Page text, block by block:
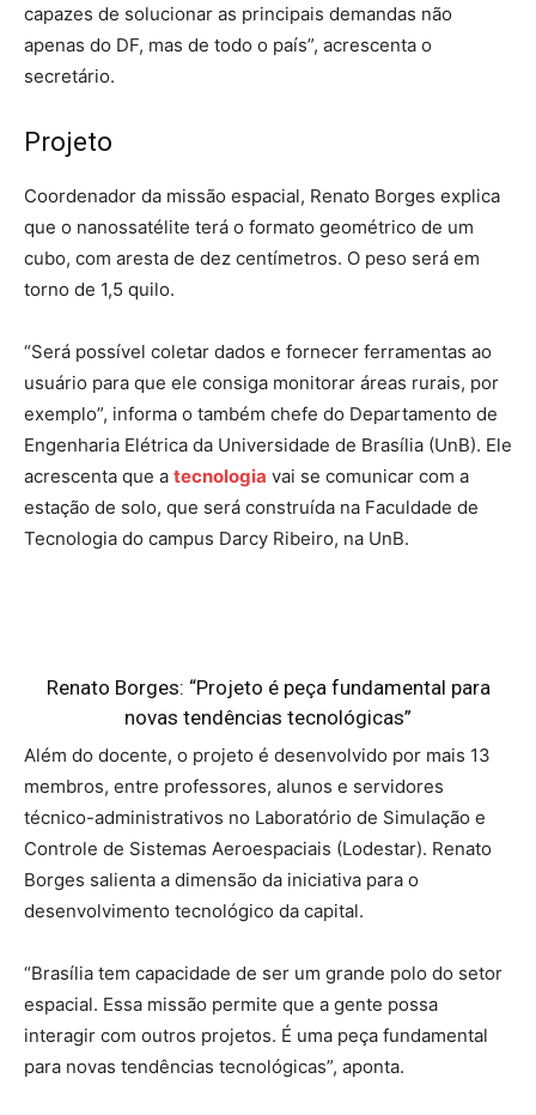
capazes de solucionar as principais demandas não
apenas do DF, mas de todo o país”, acrescenta o
secretário.
Projeto
Coordenador da missão espacial, Renato Borges explica
que o nanossatélite terá o formato geométrico de um
cubo, com aresta de dez centímetros. O peso será em
torno de 1,5 quilo.
“Será possível coletar dados e fornecer ferramentas ao
usuário para que ele consiga monitorar áreas rurais, por
exemplo”, informa o também chefe do Departamento de
Engenharia Elétrica da Universidade de Brasília (UnB). Ele
acrescenta que a tecnologia vai se comunicar com a
estação de solo, que será construída na Faculdade de
Tecnologia do campus Darcy Ribeiro, na UnB.
Renato Borges: “Projeto é peça fundamental para
novas tendências tecnológicas”
Além do docente, o projeto é desenvolvido por mais 13
membros, entre professores, alunos e servidores
técnico-administrativos no Laboratório de Simulação e
Controle de Sistemas Aeroespaciais (Lodestar). Renato
Borges salienta a dimensão da iniciativa para o
desenvolvimento tecnológico da capital.
“Brasília tem capacidade de ser um grande polo do setor
espacial. Essa missão permite que a gente possa
interagir com outros projetos. É uma peça fundamental
para novas tendências tecnológicas”, aponta.